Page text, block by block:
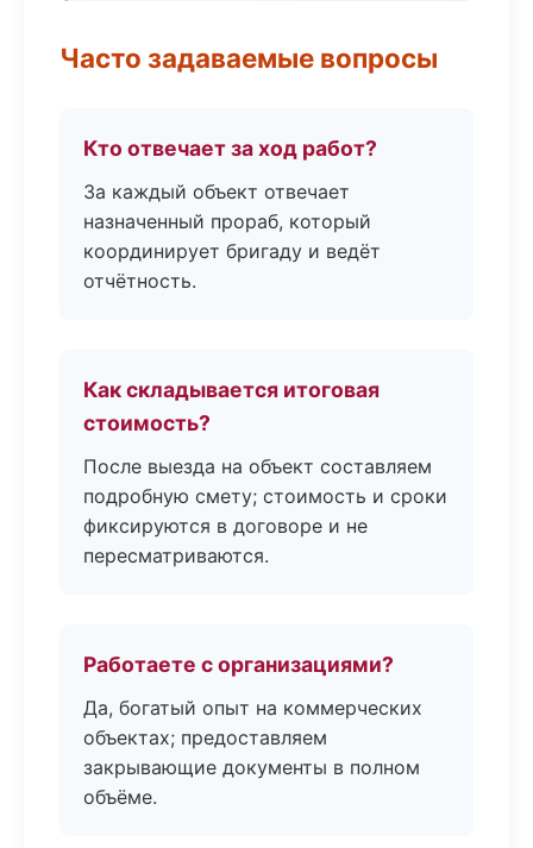
Часто задаваемые вопросы
Кто отвечает за ход работ?
За каждый объект отвечает
назначенный прораб, который
координирует бригаду и ведёт
отчётность.
Как складывается итоговая
стоимость?
После выезда на объект составляем
подробную смету; стоимость и сроки
фиксируются в договоре и не
пересматриваются.
Работаете с организациями?
Да, богатый опыт на коммерческих
объектах; предоставляем
закрывающие документы в полном
объёме.